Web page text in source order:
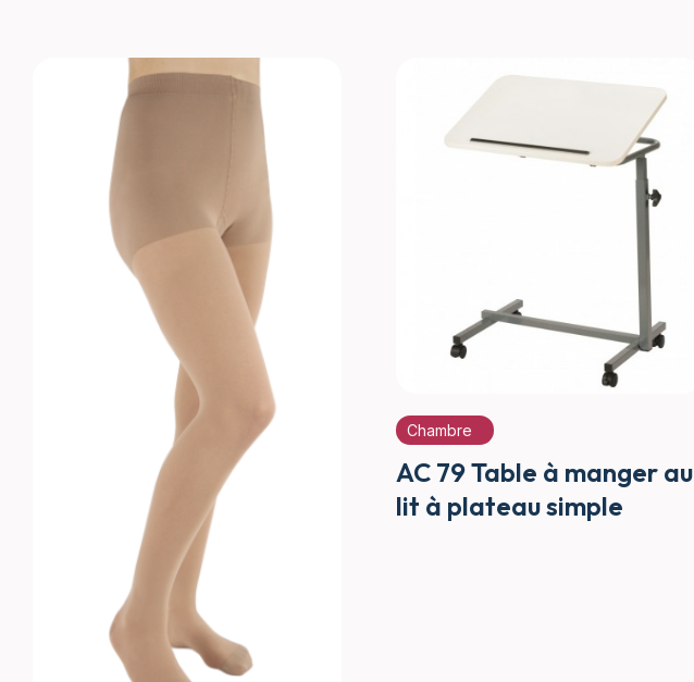
Chambre
AC 79 Table à manger au
lit à plateau simple